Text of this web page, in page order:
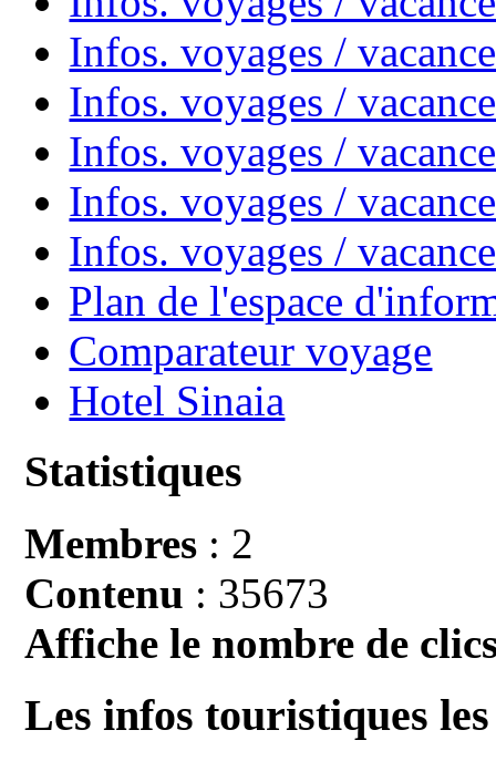
Infos. voyages /
Infos. voyages /
Infos. voyages /
Infos. voyages /
Infos. voyages /
Plan de l'espace
Comparateur voyage
Hotel Sinaia
Statistiques
Membres : 2
Contenu : 35673
Affiche le nombre de
Les infos touristiques